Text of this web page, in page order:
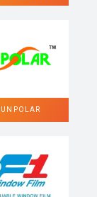
POLAR